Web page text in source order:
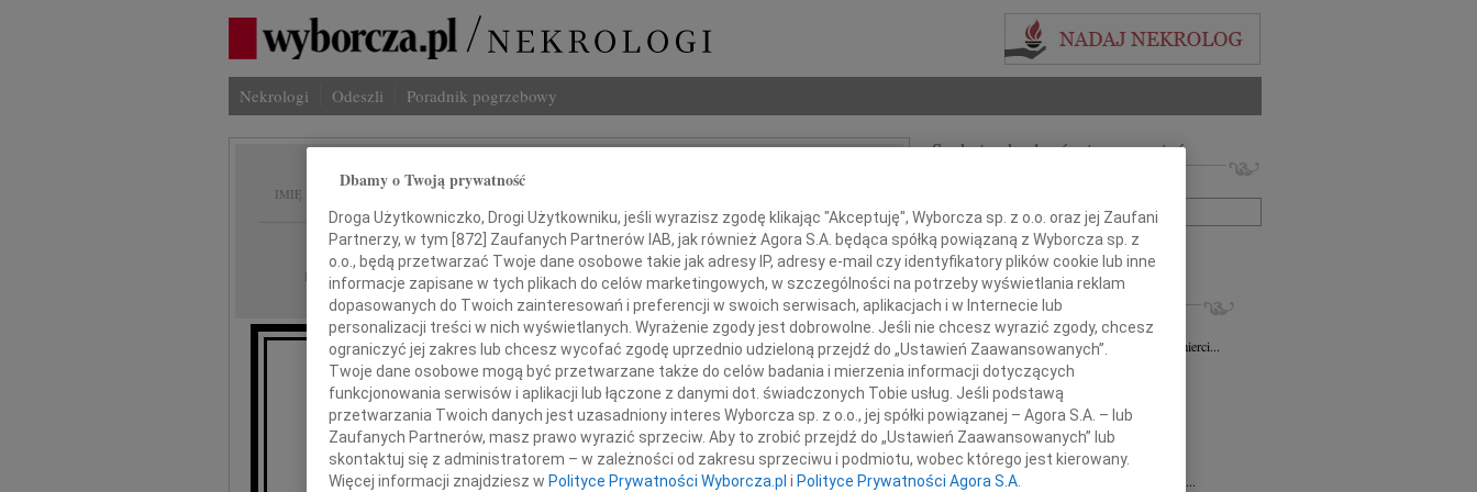
Nekrologi Odeszli Poradnik pogrzebowy
IMIĘ I NAZWISKO: Andrzej Stasiak
REGION: Łódź
DATA EMISJI: 12.10.2010
Z głębokim smutkiem przyjąłem wiadomość o śmierci
Szukaj nekrologów i wspomnień
+ szukanie zaawansowane
INNE NEKROLOGI
Tadeusz Gapiński 03.08.2026Łódź
Z dużym żalem przyjęliśmy wiadomość o śmierci...
31.07.2026Łódź
Wyrazy głębokiego współczucia dla...
29.07.2026Łódź
Wyrazy współczucia Pani Janinie...
27.07.2026Łódź
Pani Joannie Nowińskiej wyrazy głębokiego...
Dbamy o Twoją prywatność
Droga Użytkowniczko, Drogi Użytkowniku, jeśli wyrazisz zgodę klikając "Akceptuję", Wyborcza sp. z o.o. oraz jej Zaufani
Partnerzy, w tym [ 872 ] Zaufanych Partnerów IAB, jak również Agora S.A. będąca spółką powiązaną z Wyborcza sp. z
o.o., będą przetwarzać Twoje dane osobowe takie jak adresy IP, adresy e-mail czy identyfikatory plików cookie lub inne
informacje zapisane w tych plikach do celów marketingowych, w szczególności na potrzeby wyświetlania reklam
dopasowanych do Twoich zainteresowań i preferencji w swoich serwisach, aplikacjach i w Internecie lub
personalizacji treści w nich wyświetlanych. Wyrażenie zgody jest dobrowolne. Jeśli nie chcesz wyrazić zgody, chcesz
ograniczyć jej zakres lub chcesz wycofać zgodę uprzednio udzieloną przejdź do „Ustawień Zaawansowanych”.
Twoje dane osobowe mogą być przetwarzane także do celów badania i mierzenia informacji dotyczących
funkcjonowania serwisów i aplikacji lub łączone z danymi dot. świadczonych Tobie usług. Jeśli podstawą
przetwarzania Twoich danych jest uzasadniony interes Wyborcza sp. z o.o., jej spółki powiązanej – Agora S.A. – lub
Zaufanych Partnerów, masz prawo wyrazić sprzeciw. Aby to zrobić przejdź do „Ustawień Zaawansowanych” lub
skontaktuj się z administratorem – w zależności od zakresu sprzeciwu i podmiotu, wobec którego jest kierowany.
Więcej informacji znajdziesz w Polityce Prywatności Wyborcza.pl i Polityce Prywatności Agora S.A.